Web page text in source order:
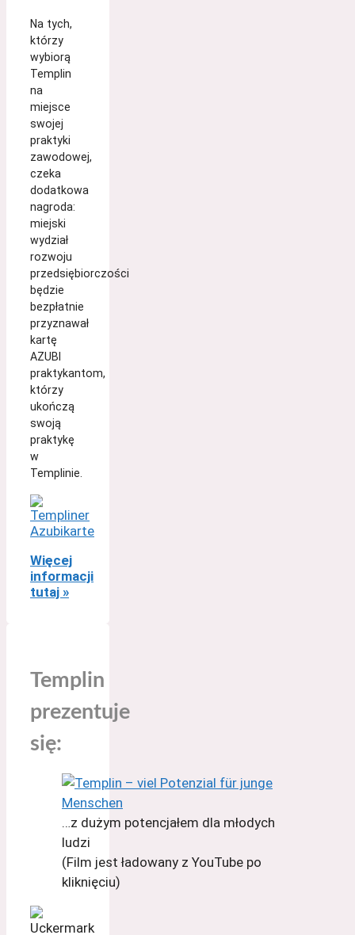
Na tych,
którzy
wybiorą
Templin
na
miejsce
swojej
praktyki
zawodowej,
czeka
dodatkowa
nagroda:
miejski
wydział
rozwoju
przedsiębiorczości
będzie
bezpłatnie
przyznawał
kartę
AZUBI
praktykantom,
którzy
ukończą
swoją
praktykę
w
Templinie.
Więcej
informacji
tutaj »
Templin
prezentuje
się:
…z dużym potencjałem dla młodych
ludzi
(Film jest ładowany z YouTube po
kliknięciu)